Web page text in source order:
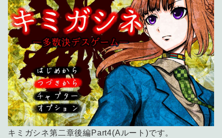
キミガシネ第二章後編Part4(Aルート)です。